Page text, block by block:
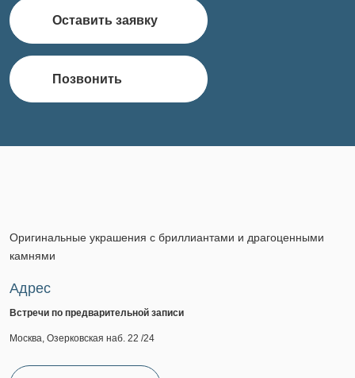
Оставить заявку
Позвонить
Оригинальные украшения с бриллиантами и драгоценными
камнями
Адрес
Встречи по предварительной записи
Москва, Озерковская наб. 22 /24